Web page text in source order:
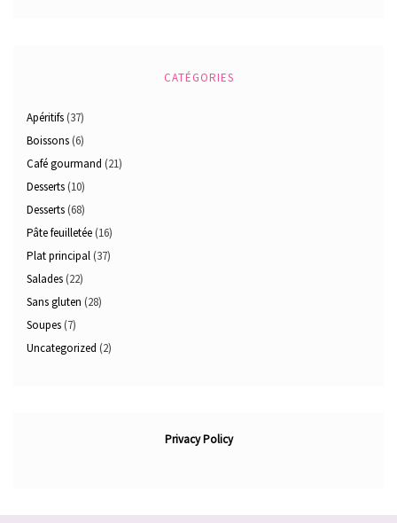
CATÉGORIES
Apéritifs (37)
Boissons (6)
Café gourmand (21)
Desserts (10)
Desserts (68)
Pâte feuilletée (16)
Plat principal (37)
Salades (22)
Sans gluten (28)
Soupes (7)
Uncategorized (2)
Privacy Policy